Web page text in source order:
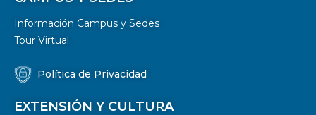
Información Campus y Sedes
Tour Virtual
Política de Privacidad
EXTENSIÓN Y CULTURA